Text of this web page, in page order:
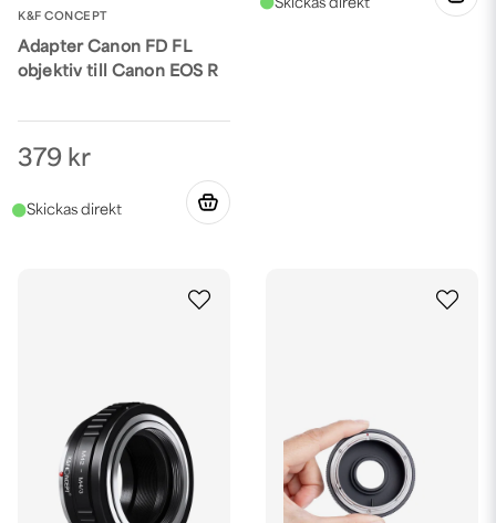
K&F CONCEPT
Adapter Canon FD FL
objektiv till Canon EOS R
379 kr